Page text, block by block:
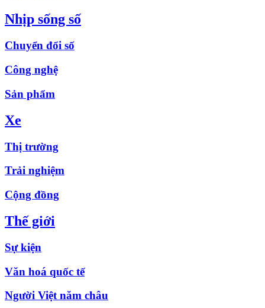
Nhịp sống số
Chuyển đổi số
Công nghệ
Sản phẩm
Xe
Thị trường
Trải nghiệm
Cộng đồng
Thế giới
Sự kiện
Văn hoá quốc tế
Người Việt năm châu